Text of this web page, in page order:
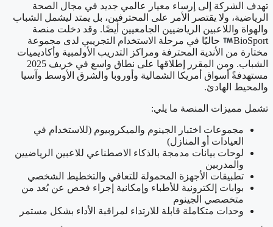
تهدف الشركة إلى إرساء معيار عالمي جديد في مجال الصحة
الرياضية، ولا يقتصر الأمر على المحترفين، بل يمتد ليشمل الشباب
والهواة واللاعبين الرياضيين الجامعيين أيضًا. وقد دخلت منصة
BioSport
حاليًا في مرحلة الاستخدام التجريبي لدى مجموعة
مختارة من الأندية المحترفة ومراكز التدريب الأولمبية وأكاديميات
الشباب. ومن المقرر إطلاقها على نطاق واسع في خريف 2025
مستهدفةً أسواق أمريكا الشمالية وأوروبا والشرق الأوسط وآسيا
والمحيط الهادئ.
تشمل مميزات المنصة ما يلي:
مجموعات اختبار الجينوم والميكروبيوم (للاستخدام في
العيادات أو المنازل)
لوحات بيانات مدمجة بالذكاء الاصطناعي للاعبين الرياضيين
والمدربين
تطبيقات الأجهزة المحمولة للتعافي والتخطيط الشخصي
بوابات إلكترونية للأطباء وإمكانية إجراء فحص عن بُعد من
متخصصي الجينوم
وحدات متكاملة قابلة للارتداء لمراقبة الأداء بشكل مستمر